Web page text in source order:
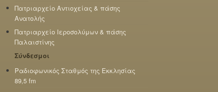
Πατριαρχείο Αντιοχείας & πάσης
Ανατολής
Πατριαρχείο Ιεροσολύμων & πάσης
Παλαιστίνης
Σύνδεσμοι
Ραδιοφωνικός Σταθμός της Εκκλησίας
89,5 fm